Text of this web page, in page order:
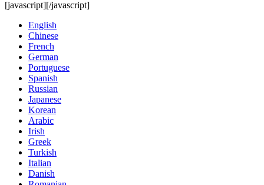
[javascript][/javascript]
English
Chinese
French
German
Portuguese
Spanish
Russian
Japanese
Korean
Arabic
Irish
Greek
Turkish
Italian
Danish